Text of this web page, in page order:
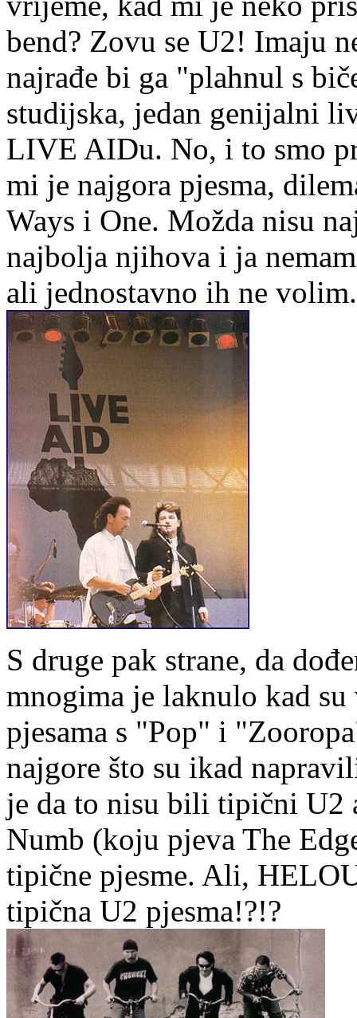
bend? Zovu se U2! Imaju
najrađe bi ga "plahnul s
studijska, jedan genijalni
LIVE AIDu. No, i to smo
mi je najgora pjesma,
Ways i One. Možda nisu
najbolja njihova i ja
ali jednostavno ih ne volim.
S druge pak strane, da
mnogima je laknulo kad
pjesama s "Pop" i
najgore što su ikad
je da to nisu bili tipični U2
Numb (koju pjeva The
tipične pjesme. Ali,
tipična U2 pjesma!?!?